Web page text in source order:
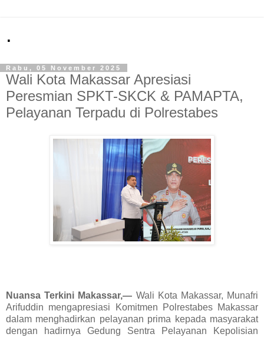
.
Rabu, 05 November 2025
Wali Kota Makassar Apresiasi
Peresmian SPKT-SKCK & PAMAPTA,
Pelayanan Terpadu di Polrestabes
Nuansa Terkini Makassar,— Wali Kota Makassar, Munafri
Arifuddin mengapresiasi Komitmen Polrestabes Makassar
dalam menghadirkan pelayanan prima kepada masyarakat
dengan hadirnya Gedung Sentra Pelayanan Kepolisian